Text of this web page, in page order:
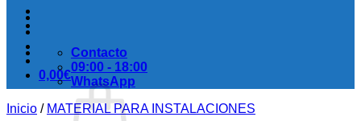
0,00€
Contacto
09:00 - 18:00
WhatsApp
Inicio / MATERIAL PARA INSTALACIONES